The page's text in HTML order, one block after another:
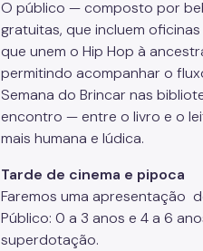
O público — composto por
gratuitas, que incluem
que unem o Hip Hop à
permitindo acompanhar o
Semana do Brincar nas
encontro — entre o livro e o
mais humana e lúdica.
Tarde de cinema e pipoca
Faremos uma apresentação
Público: 0 a 3 anos e 4 a 6
superdotação.